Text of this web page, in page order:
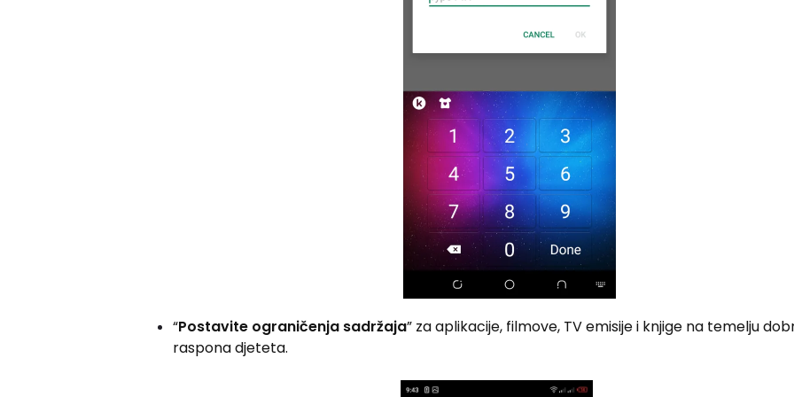
“Postavite ograničenja sadržaja” za aplikacije, filmove, TV emisije i knjige na temelju
raspona djeteta.